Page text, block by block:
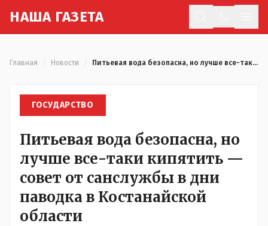
НАША ГАЗЕТА
Главная Новости Питьевая вода безопасна, но лучше все-таки кипятить — совет от санслужбы в дни паводка в Костанайской области
ГОСУДАРСТВО
Питьевая вода безопасна, но
лучше все-таки кипятить —
совет от санслужбы в дни
паводка в Костанайской
области